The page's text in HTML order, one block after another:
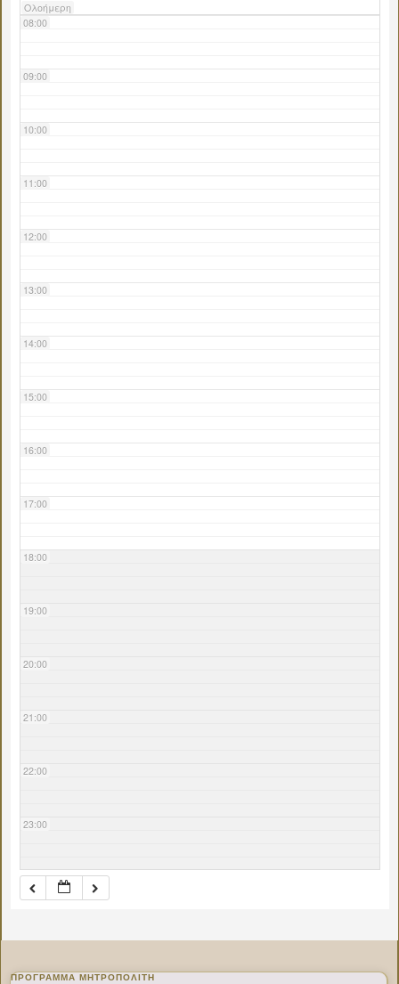
Ολοήμερη
08:00
09:00
10:00
11:00
12:00
13:00
14:00
15:00
16:00
17:00
18:00
19:00
20:00
21:00
22:00
23:00
ΠΡΌΓΡΑΜΜΑ ΜΗΤΡΟΠΟΛΊΤΗ